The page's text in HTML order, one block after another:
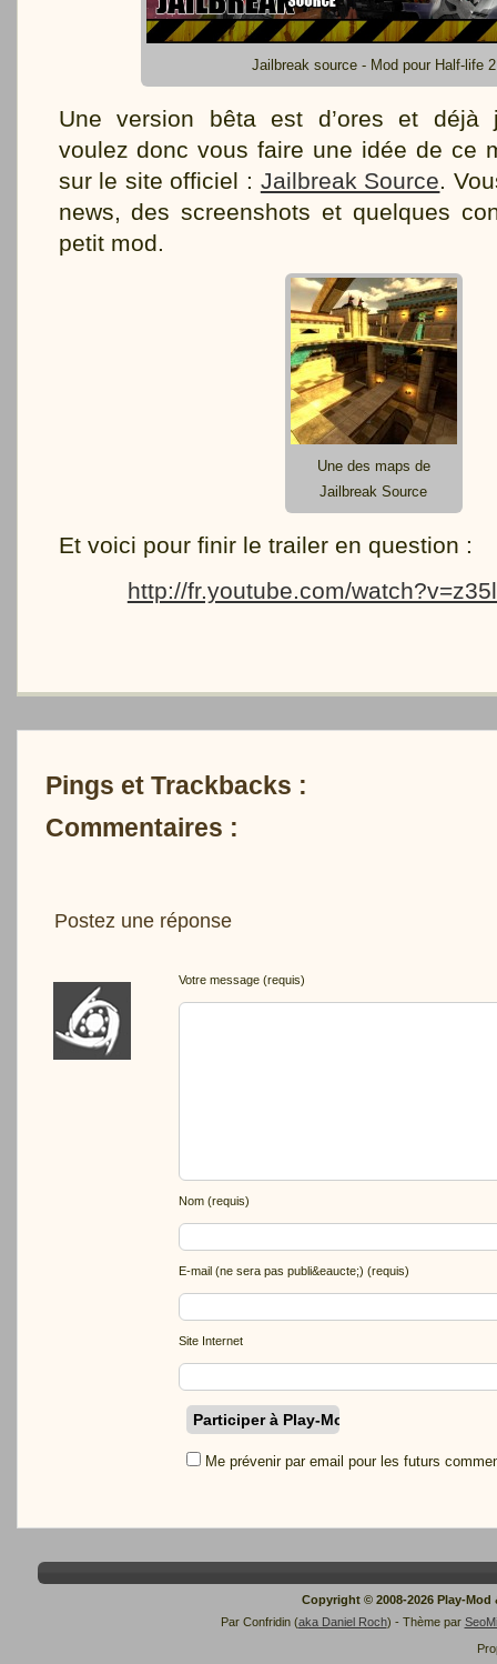
Jailbreak source - Mod pour Half-life 2
Une version bêta est d’ores et déjà
voulez donc vous faire une idée de ce
sur le site officiel : Jailbreak Source.
news, des screenshots et quelques
petit mod.
Une des maps de
Jailbreak Source
Et voici pour finir le trailer en question :
http://fr.youtube.com/
Pings et Trackbacks :
Commentaires :
Postez une réponse
Votre message (requis)
Nom (requis)
E-mail (ne sera pas publi&eaucte;) (requis)
Site Internet
Me prévenir par email pour les futurs
Copyright © 2008-2026 Play-
Par Confridin (aka Daniel Roch) - Thème par